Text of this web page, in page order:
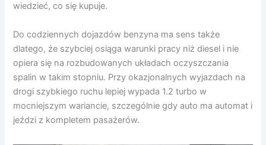
wiedzieć, co się kupuje.
Do codziennych dojazdów benzyna ma sens także
dlatego, że szybciej osiąga warunki pracy niż diesel i nie
opiera się na rozbudowanych układach oczyszczania
spalin w takim stopniu. Przy okazjonalnych wyjazdach na
drogi szybkiego ruchu lepiej wypada 1.2 turbo w
mocniejszym wariancie, szczególnie gdy auto ma automat i
jeździ z kompletem pasażerów.